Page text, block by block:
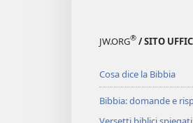
JW.ORG® / SITO
Cosa dice la Bibbia
Bibbia: domande e